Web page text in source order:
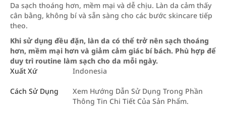
Da sạch thoáng hơn, mềm mại và dễ chịu. Làn da cảm thấy
cân bằng, không bí và sẵn sàng cho các bước skincare tiếp
theo.
Khi sử dụng đều đặn, làn da có thể trở nên sạch thoáng
hơn, mềm mại hơn và giảm cảm giác bí bách. Phù hợp để
duy trì routine làm sạch cho da mỗi ngày.
Xuất Xứ
Indonesia
Cách Sử Dụng
Xem Hướng Dẫn Sử Dụng Trong Phần
Thông Tin Chi Tiết Của Sản Phẩm.